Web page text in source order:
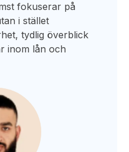
fokuserar på
i stället
tydlig överblick
inom lån och